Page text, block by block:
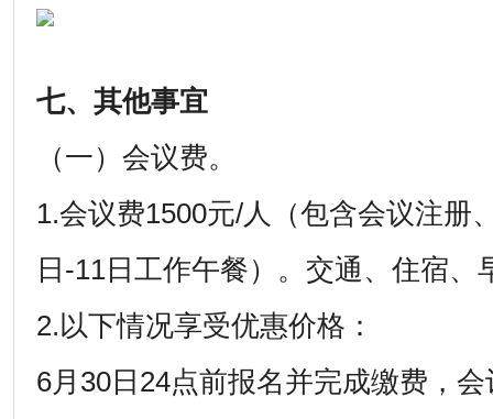
七、其他事宜
（一）会议费。
1.会议费1500元/人（包含会议注册
日-11日工作午餐）。交通、住宿、
2.以下情况享受优惠价格：
6月30日24点前报名并完成缴费，